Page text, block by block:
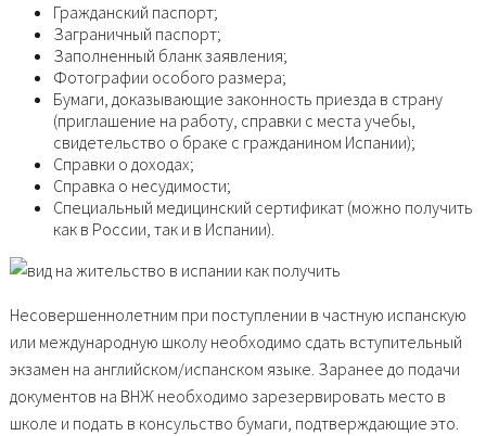
Гражданский паспорт;
Заграничный паспорт;
Заполненный бланк заявления;
Фотографии особого размера;
Бумаги, доказывающие законность приезда в страну
(приглашение на работу, справки с места учебы,
свидетельство о браке с гражданином Испании);
Справки о доходах;
Справка о несудимости;
Специальный медицинский сертификат (можно получить
как в России, так и в Испании).
Несовершеннолетним при поступлении в частную испанскую
или международную школу необходимо сдать вступительный
экзамен на английском/испанском языке. Заранее до подачи
документов на ВНЖ необходимо зарезервировать место в
школе и подать в консульство бумаги, подтверждающие это.